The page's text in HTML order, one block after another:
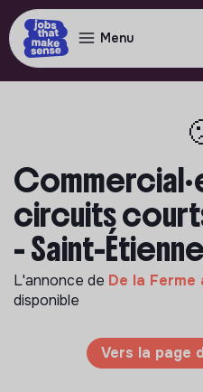
Menu
circuits
- Saint-Étienne
L'annonce de De la
disponible
Vers la page